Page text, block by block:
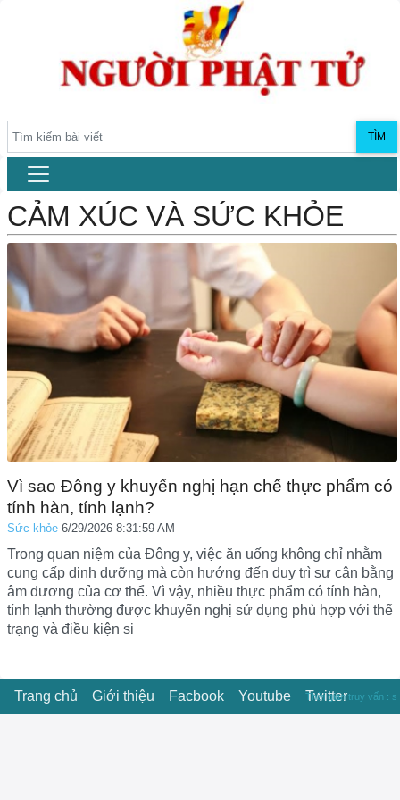
TÌM
CẢM XÚC VÀ SỨC KHỎE
Vì sao Đông y khuyến nghị hạn chế thực phẩm có
tính hàn, tính lạnh?
Sức khỏe 6/29/2026 8:31:59 AM
Trong quan niệm của Đông y, việc ăn uống không chỉ nhằm
cung cấp dinh dưỡng mà còn hướng đến duy trì sự cân bằng
âm dương của cơ thể. Vì vậy, nhiều thực phẩm có tính hàn,
tính lạnh thường được khuyến nghị sử dụng phù hợp với thể
trạng và điều kiện si
Trang chủ Giới thiệu Facbook Youtube Twitter
Thời gian truy vấn : s